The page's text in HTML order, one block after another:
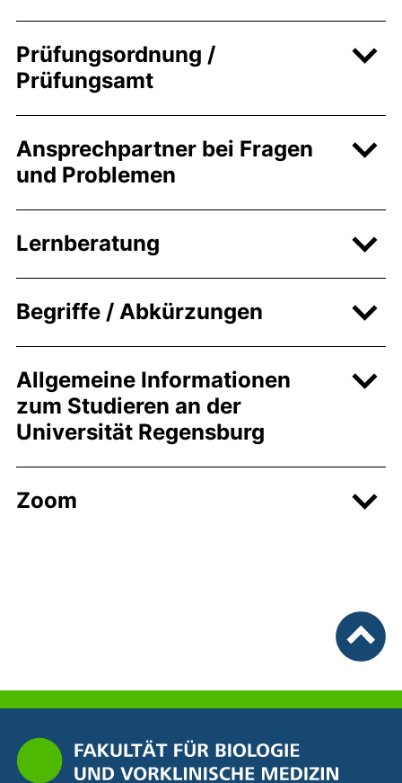
Prüfungsordnung /
Prüfungsamt
Ansprechpartner bei Fragen
und Problemen
Lernberatung
Begriffe / Abkürzungen
Allgemeine Informationen
zum Studieren an der
Universität Regensburg
Zoom